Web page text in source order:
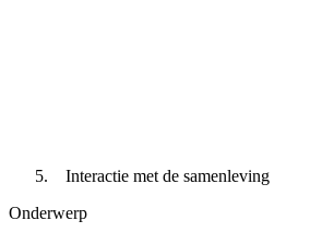
Interactie met de samenleving
Onderwerp